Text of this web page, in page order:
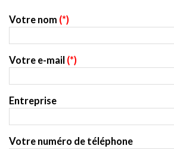
Votre nom (*)
Votre e-mail (*)
Entreprise
Votre numéro de téléphone